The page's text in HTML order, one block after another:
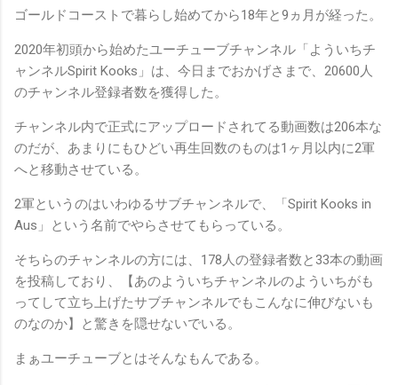
ゴールドコーストで暮らし始めてから18年と9ヵ月が経った。
2020年初頭から始めたユーチューブチャンネル「よういちチ
ャンネルSpirit Kooks」は、今日までおかげさまで、20600人
のチャンネル登録者数を獲得した。
チャンネル内で正式にアップロードされてる動画数は206本な
のだが、あまりにもひどい再生回数のものは1ヶ月以内に2軍
へと移動させている。
2軍というのはいわゆるサブチャンネルで、「Spirit Kooks in
Aus」という名前でやらさせてもらっている。
そちらのチャンネルの方には、178人の登録者数と33本の動画
を投稿しており、【あのよういちチャンネルのよういちがも
ってして立ち上げたサブチャンネルでもこんなに伸びないも
のなのか】と驚きを隠せないでいる。
まぁユーチューブとはそんなもんである。